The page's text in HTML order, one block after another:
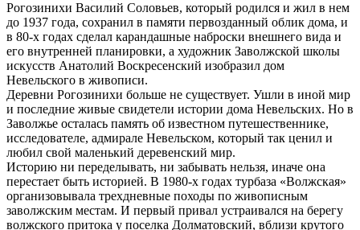
Рогозинихи Василий Соловьев, который родился и жил в нем
до 1937 года, сохранил в памяти первозданный облик дома, и
в 80-х годах сделал карандашные наброски внешнего вида и
его внутренней планировки, а художник Заволжской школы
искусств Анатолий Воскресенский изобразил дом
Невельского в живописи.
Деревни Рогозинихи больше не существует. Ушли в иной мир
и последние живые свидетели истории дома Невельских. Но в
Заволжье осталась память об известном путешественнике,
исследователе, адмирале Невельском, который так ценил и
любил свой маленький деревенский мир.
Историю ни переделывать, ни забывать нельзя, иначе она
перестает быть историей. В 1980-х годах турбаза «Волжская»
организовывала трехдневные походы по живописным
заволжским местам. И первый привал устраивался на берегу
волжского притока у поселка Долматовский, вблизи крутого